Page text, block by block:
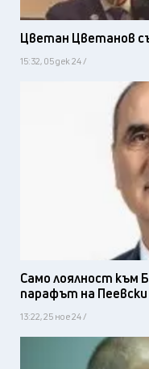
Цветан Цветанов
15:32, 05 дек 24 /
Само лоялност към
парафът на Пеевски
13:22, 25 ное 24 /